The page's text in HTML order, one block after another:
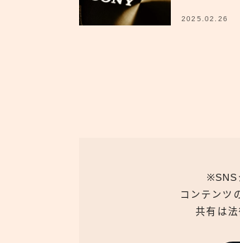
2025.02.26
※SNS
コンテンツ
共有は